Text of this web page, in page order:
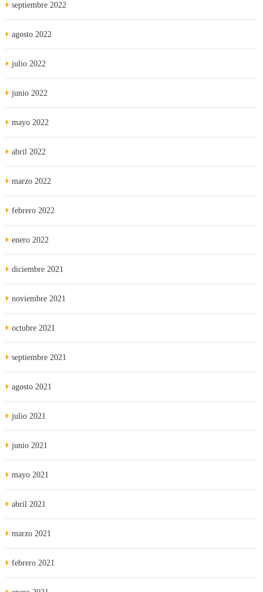
septiembre 2022
agosto 2022
julio 2022
junio 2022
mayo 2022
abril 2022
marzo 2022
febrero 2022
enero 2022
diciembre 2021
noviembre 2021
octubre 2021
septiembre 2021
agosto 2021
julio 2021
junio 2021
mayo 2021
abril 2021
marzo 2021
febrero 2021